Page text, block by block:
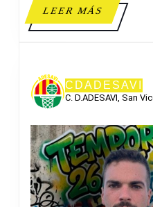
LEER MÁSLEER
MÁS
CDADESAVI
C. D.ADESAVI, San